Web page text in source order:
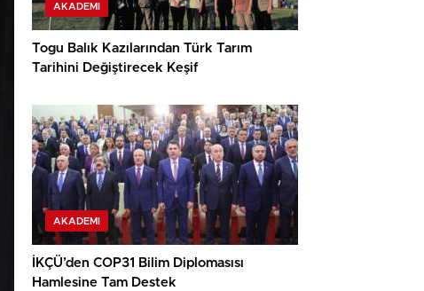
AKADEMI
Togu Balık Kazılarından Türk Tarım
Tarihini Değiştirecek Keşif
AKADEMI
İKÇÜ’den COP31 Bilim Diplomasısı
Hamlesine Tam Destek